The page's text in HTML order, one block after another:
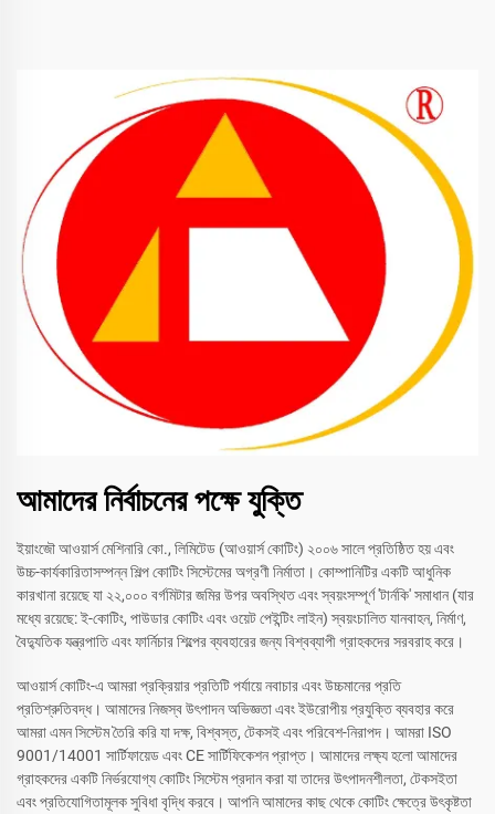
আমাদের নির্বাচনের পক্ষে যুক্তি
ইয়াংজৌ আওয়ার্স মেশিনারি কো., লিমিটেড (আওয়ার্স কোটিং) ২০০৬ সালে প্রতিষ্ঠিত হয় এবং
উচ্চ-কার্যকারিতাসম্পন্ন শিল্প কোটিং সিস্টেমের অগ্রণী নির্মাতা। কোম্পানিটির একটি আধুনিক
কারখানা রয়েছে যা ২২,০০০ বর্গমিটার জমির উপর অবস্থিত এবং স্বয়ংসম্পূর্ণ 'টার্নকি' সমাধান (যার
মধ্যে রয়েছে: ই-কোটিং, পাউডার কোটিং এবং ওয়েট পেইন্টিং লাইন) স্বয়ংচালিত যানবাহন, নির্মাণ,
বৈদ্যুতিক যন্ত্রপাতি এবং ফার্নিচার শিল্পের ব্যবহারের জন্য বিশ্বব্যাপী গ্রাহকদের সরবরাহ করে।
আওয়ার্স কোটিং-এ আমরা প্রক্রিয়ার প্রতিটি পর্যায়ে নবাচার এবং উচ্চমানের প্রতি
প্রতিশ্রুতিবদ্ধ। আমাদের নিজস্ব উৎপাদন অভিজ্ঞতা এবং ইউরোপীয় প্রযুক্তি ব্যবহার করে
আমরা এমন সিস্টেম তৈরি করি যা দক্ষ, বিশ্বস্ত, টেকসই এবং পরিবেশ-নিরাপদ। আমরা ISO
9001/14001 সার্টিফায়েড এবং CE সার্টিফিকেশন প্রাপ্ত। আমাদের লক্ষ্য হলো আমাদের
গ্রাহকদের একটি নির্ভরযোগ্য কোটিং সিস্টেম প্রদান করা যা তাদের উৎপাদনশীলতা, টেকসইতা
এবং প্রতিযোগিতামূলক সুবিধা বৃদ্ধি করবে। আপনি আমাদের কাছ থেকে কোটিং ক্ষেত্রে উৎকৃষ্টতা